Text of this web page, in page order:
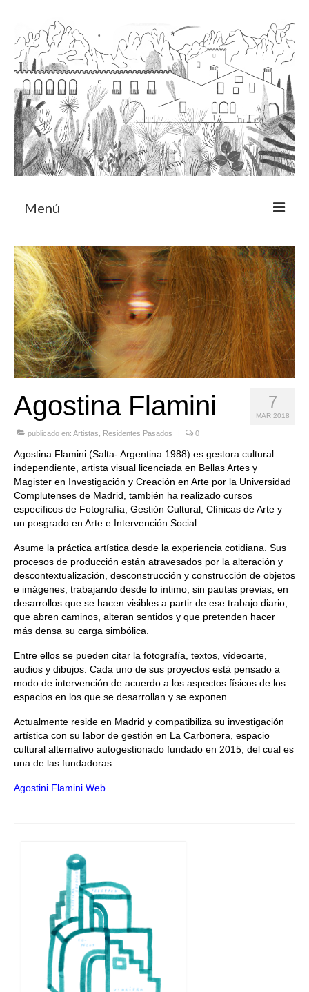
Menú
Acerca
Programa de residencia
CRUCERO
Quedate con nosotras
Archivo
Idioma:
7
MAR 2018
Agostina Flamini
publicado en: Artistas Residentes Pasados | 0
Agostina Flamini (Salta- Argentina 1988) es gestora cultural
independiente, artista visual licenciada en Bellas Artes y
Magister en Investigación y Creación en Arte por la Universidad
Complutenses de Madrid, también ha realizado cursos
específicos de Fotografía, Gestión Cultural, Clínicas de Arte y
un posgrado en Arte e Intervención Social.
Asume la práctica artística desde la experiencia cotidiana. Sus
procesos de producción están atravesados por la alteración y
descontextualización, desconstrucción y construcción de objetos
e imágenes; trabajando desde lo íntimo, sin pautas previas, en
desarrollos que se hacen visibles a partir de ese trabajo diario,
que abren caminos, alteran sentidos y que pretenden hacer
más densa su carga simbólica.
Entre ellos se pueden citar la fotografía, textos, vídeoarte,
audios y dibujos. Cada uno de sus proyectos está pensado a
modo de intervención de acuerdo a los aspectos físicos de los
espacios en los que se desarrollan y se exponen.
Actualmente reside en Madrid y compatibiliza su investigación
artística con su labor de gestión en La Carbonera, espacio
cultural alternativo autogestionado fundado en 2015, del cual es
una de las fundadoras.
Agostini Flamini Web